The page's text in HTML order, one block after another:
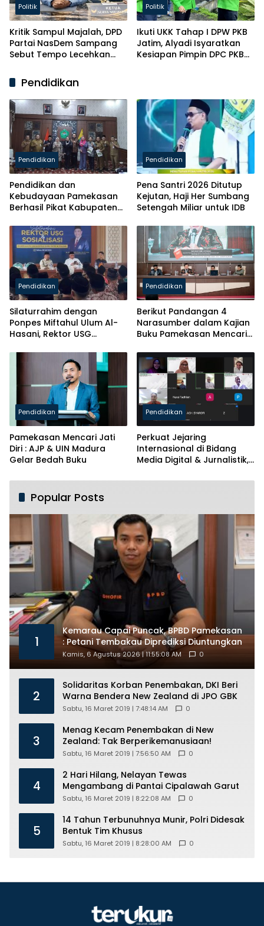
Politik
Kritik Sampul Majalah, DPD
Partai NasDem Sampang
Sebut Tempo Lecehkan
Politik
Ikuti UKK Tahap I DPW PKB
Jatim, Alyadi Isyaratkan
Kesiapan Pimpin DPC PKB
Pendidikan
Pendidikan
Pendidikan dan
Kebudayaan Pamekasan
Berhasil Pikat Kabupaten
Pendidikan
Pena Santri 2026 Ditutup
Kejutan, Haji Her Sumbang
Setengah Miliar untuk IDB
Pendidikan
Silaturrahim dengan
Ponpes Miftahul Ulum Al-
Hasani, Rektor USG
Beasiswa
Pendidikan
Berikut Pandangan 4
Narasumber dalam Kajian
Buku Pamekasan Mencari
Pendidikan
Pamekasan Mencari Jati
Diri : AJP & UIN Madura
Gelar Bedah Buku
Pendidikan
Perkuat Jejaring
Internasional di Bidang
Media Digital & Jurnalistik,
MoU dengan ANG Mesir
Popular Posts
1
Kemarau Capai Puncak, BPBD Pamekasan
: Petani Tembakau Diprediksi Diuntungkan
Kamis, 6 Agustus 2026 | 11:55:08 AM 0
2
Solidaritas Korban Penembakan, DKI Beri
Warna Bendera New Zealand di JPO GBK
Sabtu, 16 Maret 2019 | 7:48:14 AM 0
3
Menag Kecam Penembakan di New
Zealand: Tak Berperikemanusiaan!
Sabtu, 16 Maret 2019 | 7:56:50 AM 0
4
2 Hari Hilang, Nelayan Tewas
Mengambang di Pantai Cipalawah Garut
Sabtu, 16 Maret 2019 | 8:22:08 AM 0
5
14 Tahun Terbunuhnya Munir, Polri Didesak
Bentuk Tim Khusus
Sabtu, 16 Maret 2019 | 8:28:00 AM 0